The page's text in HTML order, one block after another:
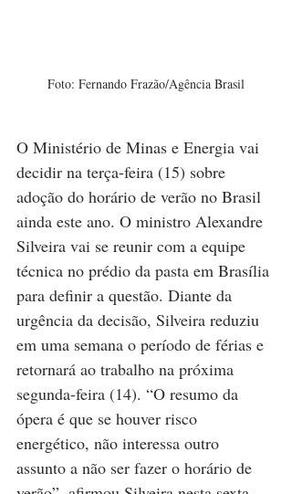
Foto: Fernando Frazão/Agência Brasil
O Ministério de Minas e Energia vai
decidir na terça-feira (15) sobre
adoção do horário de verão no Brasil
ainda este ano. O ministro Alexandre
Silveira vai se reunir com a equipe
técnica no prédio da pasta em Brasília
para definir a questão. Diante da
urgência da decisão, Silveira reduziu
em uma semana o período de férias e
retornará ao trabalho na próxima
segunda-feira (14). “O resumo da
ópera é que se houver risco
energético, não interessa outro
assunto a não ser fazer o horário de